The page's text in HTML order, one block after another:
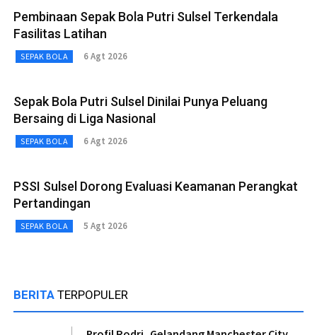
Pembinaan Sepak Bola Putri Sulsel Terkendala
Fasilitas Latihan
SEPAK BOLA 6 Agt 2026
Sepak Bola Putri Sulsel Dinilai Punya Peluang
Bersaing di Liga Nasional
SEPAK BOLA 6 Agt 2026
PSSI Sulsel Dorong Evaluasi Keamanan Perangkat
Pertandingan
SEPAK BOLA 5 Agt 2026
BERITA TERPOPULER